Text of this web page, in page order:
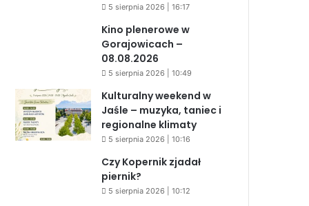
5 sierpnia 2026 | 16:17
Kino plenerowe w
Gorajowicach –
08.08.2026
5 sierpnia 2026 | 10:49
Kulturalny weekend w
Jaśle – muzyka, taniec i
regionalne klimaty
5 sierpnia 2026 | 10:16
Czy Kopernik zjadał
piernik?
5 sierpnia 2026 | 10:12